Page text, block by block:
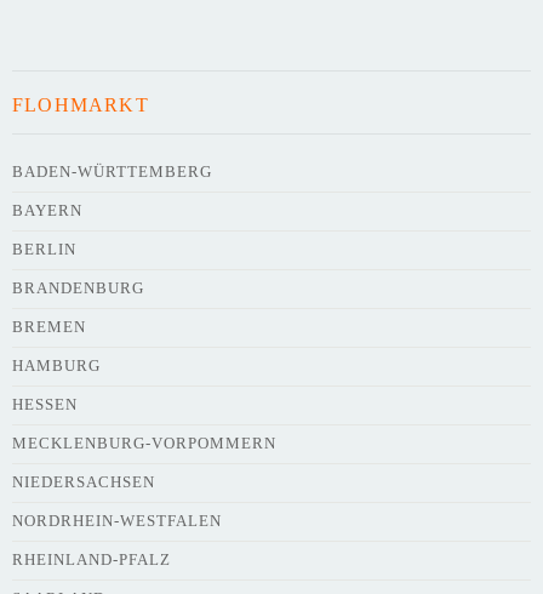
Webseite
Kurze Beschreibung des Flohmarkts
FLOHMARKT
BADEN-WÜRTTEMBERG
BAYERN
BERLIN
BRANDENBURG
BREMEN
HAMBURG
HESSEN
MECKLENBURG-VORPOMMERN
NIEDERSACHSEN
NORDRHEIN-WESTFALEN
RHEINLAND-PFALZ